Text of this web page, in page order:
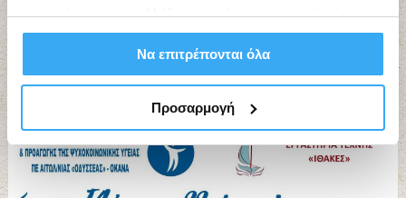
τις οποίες έχουν συλλέξει σε σχέση με την από μέρους
σας χρήση των υπηρεσιών τους.
Να επιτρέπονται όλα
Προσαρμογή
Search
for: